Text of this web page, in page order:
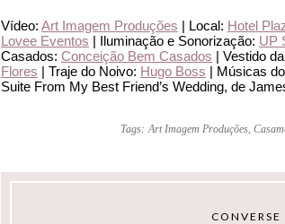
Vídeo: Art Imagem Produções | Local: Hotel
Lovee Eventos | Iluminação e Sonorização: UP
Casados: Conceição Bem Casados | Vestido
Flores | Traje do Noivo: Hugo Boss | Músicas
Suite From My Best Friend’s Wedding, de
Tags: Art Imagem Produções,